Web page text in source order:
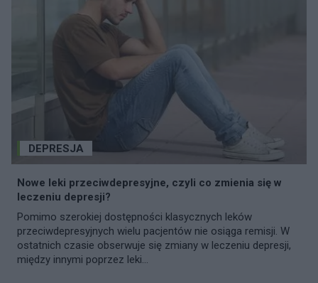
DEPRESJA
Nowe leki przeciwdepresyjne, czyli co zmienia się w
leczeniu depresji?
Pomimo szerokiej dostępności klasycznych leków
przeciwdepresyjnych wielu pacjentów nie osiąga remisji. W
ostatnich czasie obserwuje się zmiany w leczeniu depresji,
między innymi poprzez leki...